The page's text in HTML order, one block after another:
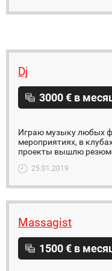
Dj
3000 € в
Играю музыку любых
мероприятиях, в
проекты вышлю
25.01.2019
Massagist
1500 € в